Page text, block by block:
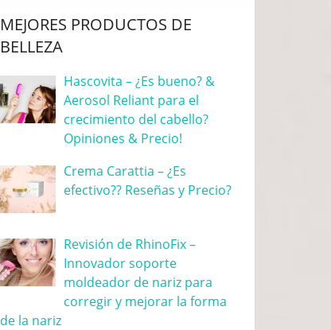
MEJORES PRODUCTOS DE
BELLEZA
Hascovita – ¿Es bueno? &
Aerosol Reliant para el
crecimiento del cabello?
Opiniones & Precio!
Crema Carattia – ¿Es
efectivo?? Reseñas y Precio?
Revisión de RhinoFix –
Innovador soporte
moldeador de nariz para
corregir y mejorar la forma
de la nariz